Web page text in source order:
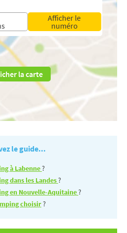
Afficher le
numéro
la carte
le guide...
à Labenne?
dans les Landes?
en Nouvelle-Aquitaine?
choisir?